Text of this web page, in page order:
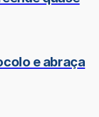
e abraça